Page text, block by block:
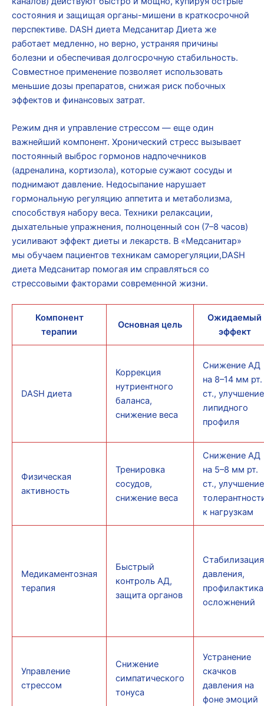
состояния и защищая органы-мишени в краткосрочной
перспективе. DASH диета Медсанитар Диета же
работает медленно, но верно, устраняя причины
болезни и обеспечивая долгосрочную стабильность.
Совместное применение позволяет использовать
меньшие дозы препаратов, снижая риск побочных
эффектов и финансовых затрат.
Режим дня и управление стрессом — еще один
важнейший компонент. Хронический стресс вызывает
постоянный выброс гормонов надпочечников
(адреналина, кортизола), которые сужают сосуды и
поднимают давление. Недосыпание нарушает
гормональную регуляцию аппетита и метаболизма,
способствуя набору веса. Техники релаксации,
дыхательные упражнения, полноценный сон (7–8 часов)
усиливают эффект диеты и лекарств. В «Медсанитар»
мы обучаем пациентов техникам саморегуляции,DASH
диета Медсанитар помогая им справляться со
стрессовыми факторами современной жизни.
Компонент
терапии
Основная цель
Ожидаемый
эффект
DASH диета
Коррекция
нутриентного
баланса,
снижение веса
Снижение АД
на 8–14 мм рт.
ст., улучшение
липидного
профиля
Физическая
активность
Тренировка
сосудов,
снижение веса
Снижение АД
на 5–8 мм рт.
ст., улучшение
к нагрузкам
Медикаментозная
терапия
Быстрый
контроль АД,
защита органов
Стабилизация
давления,
профилактика
осложнений
Управление
стрессом
Снижение
симпатического
тонуса
Устранение
скачков
давления на
фоне эмоций